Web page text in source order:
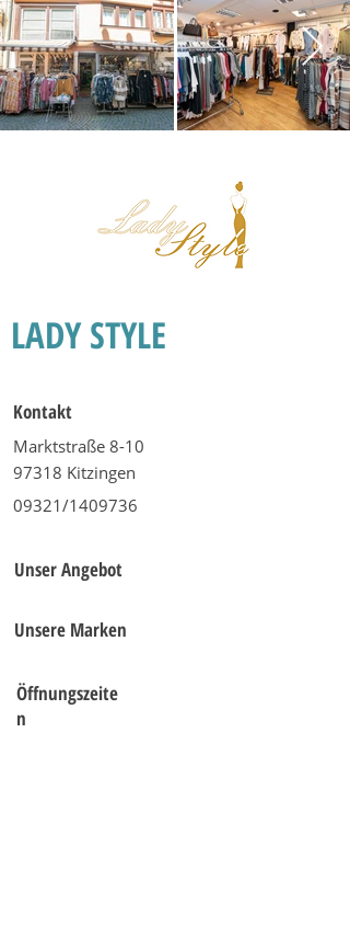
LADY STYLE
Kontakt
Marktstraße 8-10
97318 Kitzingen
09321/1409736
Unser Angebot
Unsere Marken
Öffnungszeite
n